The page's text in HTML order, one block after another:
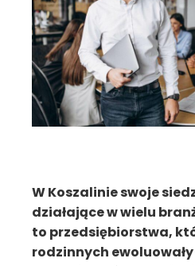
W Koszalinie swoje
działające w wielu
to przedsiębiorstwa,
rodzinnych